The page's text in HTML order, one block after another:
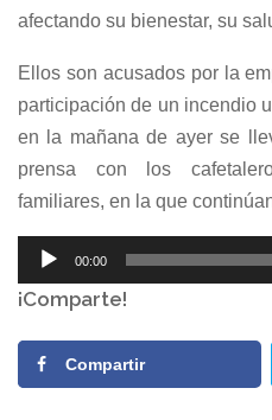
afectando su bienestar, su
Ellos son acusados por la
participación de un incendio
en la mañana de ayer se
prensa con los
familiares, en la que
Reproductor
de
00:00
¡Comparte!
Compartir